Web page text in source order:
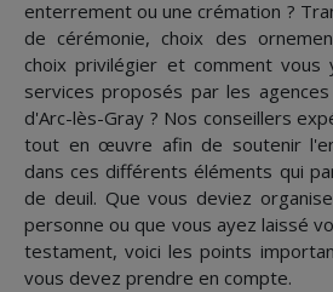
enterrement ou une crémation ?
de cérémonie, choix des
choix privilégier et comment
services proposés par les
d'Arc-lès-Gray ? Nos conseillers
tout en œuvre afin de soutenir
dans ces différents éléments qui
de deuil. Que vous deviez
personne ou que vous ayez laissé
testament, voici les points
vous devez prendre en compte.